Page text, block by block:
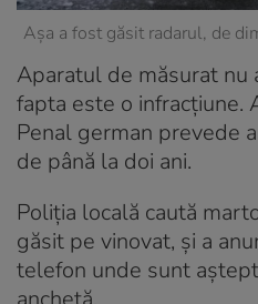
Așa a fost găsit radarul, de
Aparatul de măsurat nu
fapta este o
Penal german prevede
de până la doi ani.
Poliția locală caută
găsit pe vinovat, și a
telefon unde sunt